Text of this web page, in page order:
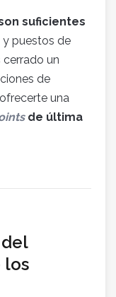
suficientes
y puestos de
un
de
una
de última
los